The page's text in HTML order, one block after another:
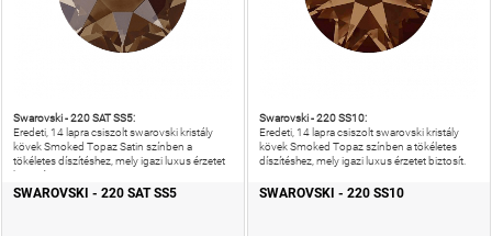
Swarovski - 220 SAT SS5:
Eredeti, 14 lapra csiszolt swarovski kristály
kövek Smoked Topaz Satin színben a
tökéletes díszítéshez, mely igazi luxus érzetet
biztosít.
SWAROVSKI - 220 SAT SS5
Swarovski - 220 SS10:
Eredeti, 14 lapra csiszolt swarovski kristály
kövek Smoked Topaz színben a tökéletes
díszítéshez, mely igazi luxus érzetet biztosít.
SWAROVSKI - 220 SS10